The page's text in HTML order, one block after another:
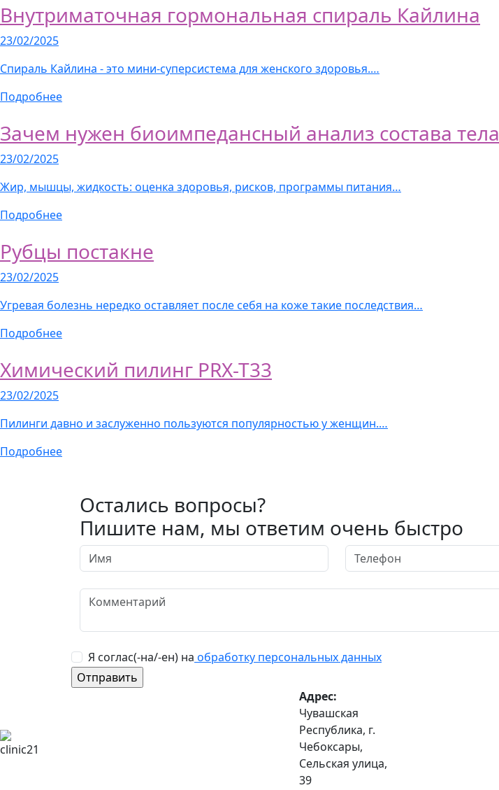
Внутриматочная гормональная спираль Кайлина
23/02/2025
Спираль Кайлина - это мини-суперсистема для женского здоровья.…
Подробнее
Зачем нужен биоимпедансный анализ состава тела
23/02/2025
Жир, мышцы, жидкость: оценка здоровья, рисков, программы питания…
Подробнее
Рубцы постакне
23/02/2025
Угревая болезнь нередко оставляет после себя на коже такие последствия…
Подробнее
Химический пилинг PRX-T33
23/02/2025
Пилинги давно и заслуженно пользуются популярностью у женщин.…
Подробнее
Остались вопросы?
Пишите нам, мы ответим очень быстро
Я соглас(-на/-ен) на обработку персональных данных
Адрес:
Чувашская
Республика, г.
Чебоксары,
Сельская улица,
39